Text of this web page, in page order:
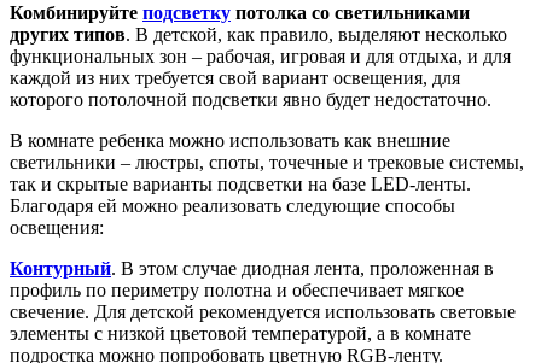
Комбинируйте подсветку потолка со светильниками
других типов. В детской, как правило, выделяют несколько
функциональных зон – рабочая, игровая и для отдыха, и для
каждой из них требуется свой вариант освещения, для
которого потолочной подсветки явно будет недостаточно.
В комнате ребенка можно использовать как внешние
светильники – люстры, споты, точечные и трековые системы,
так и скрытые варианты подсветки на базе LED-ленты.
Благодаря ей можно реализовать следующие способы
освещения:
Контурный. В этом случае диодная лента, проложенная в
профиль по периметру полотна и обеспечивает мягкое
свечение. Для детской рекомендуется использовать световые
элементы с низкой цветовой температурой, а в комнате
подростка можно попробовать цветную RGB-ленту.